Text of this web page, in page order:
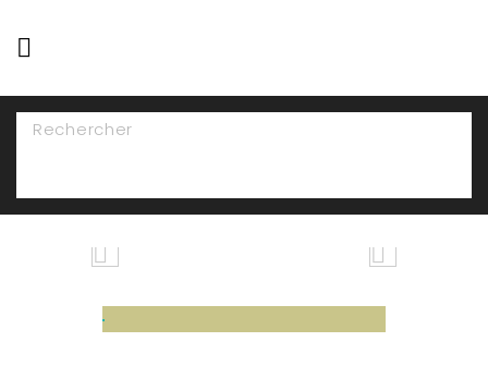

 